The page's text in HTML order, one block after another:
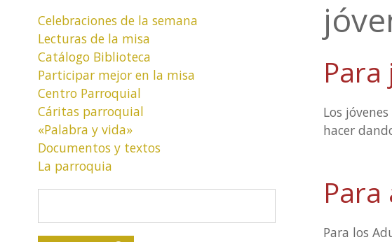
Para
Los
hacer
Para los
Celebraciones de la semana
Lecturas de la misa
Catálogo Biblioteca
Participar mejor en la misa
Centro Parroquial
Cáritas parroquial
«Palabra y vida»
Documentos y textos
La parroquia
Formulario de búsqueda